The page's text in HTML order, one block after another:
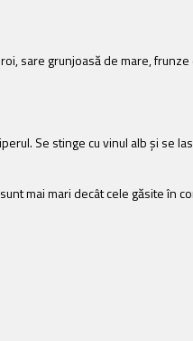
sare grunjoasă de mare,
Se stinge cu vinul alb și se
mai mari decât cele găsite în